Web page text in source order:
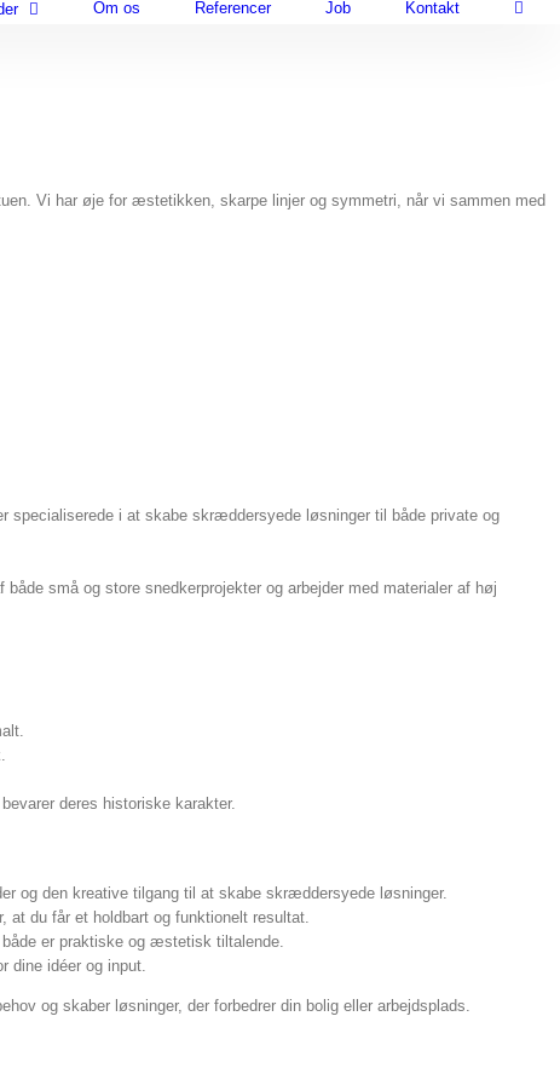
Om os Referencer Job Kontakt
Vi har øje for æstetikken, skarpe linjer og symmetri, når vi sammen med
specialiserede i at skabe skræddersyede løsninger til både private og
små og store snedkerprojekter og arbejder med materialer af høj
deres historiske karakter.
og den kreative tilgang til at skabe skræddersyede løsninger.
at du får et holdbart og funktionelt resultat.
er praktiske og æstetisk tiltalende.
dine idéer og input.
og skaber løsninger, der forbedrer din bolig eller arbejdsplads.